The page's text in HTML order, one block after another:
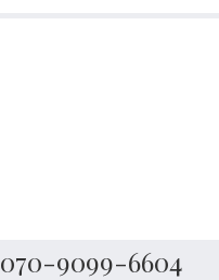
070-9099-6604